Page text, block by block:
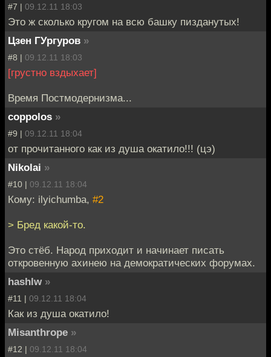
#7 | 09.12.11 18:03
Это ж сколько кругом на всю башку пизданутых!
Цзен ГУргуров »
#8 | 09.12.11 18:03
[грустно вздыхает]
Время Постмодернизма...
coppolos »
#9 | 09.12.11 18:04
от прочитанного как из душа окатило!!! (цэ)
Nikolai »
#10 | 09.12.11 18:04
Кому: ilyichumba, #2
> Бред какой-то.
Это стёб. Народ приходит и начинает писать
откровенную ахинею на демократических форумах.
hashlw »
#11 | 09.12.11 18:04
Как из душа окатило!
Misanthrope »
#12 | 09.12.11 18:04